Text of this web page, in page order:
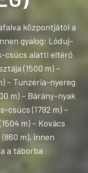
központjától a
gyalog: Lóduj-
csúcs alatti eltérő
(1500 m) –
– Tunzéria-nyereg
m) – Bárány-nyak
csúcs (1792 m) –
m) – Kovács
m), innen
a táborba